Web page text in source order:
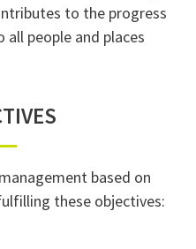
to the progress
people and places
based on
these objectives: